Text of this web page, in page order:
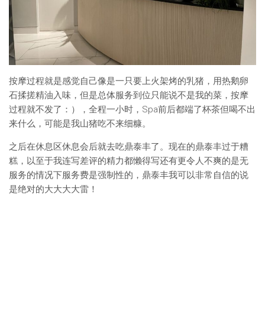
按摩过程就是感觉自己像是一只要上火架烤的乳猪，用热鹅卵
石揉搓精油入味，但是总体服务到位只能说不是我的菜，按摩
过程就不发了：），全程一小时，Spa前后都端了杯茶但喝不出
来什么，可能是我山猪吃不来细糠。
之后在休息区休息会后就去吃鼎泰丰了。现在的鼎泰丰过于糟
糕，以至于我连写差评的精力都懒得写还有更令人不爽的是无
服务的情况下服务费是强制性的，鼎泰丰我可以非常自信的说
是绝对的大大大大雷！